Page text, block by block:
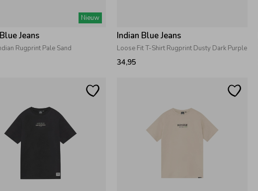
Nieuw
Jeans
Rugprint Pale Sand
Indian Blue Jeans
Loose Fit T-Shirt Rugprint Dusty Dark Purple
34,95